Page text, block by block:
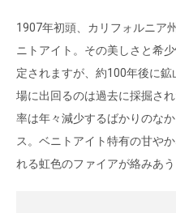
1907年初頭、カリフォルニア
ニトアイト。その美しさと希
定されますが、約100年後に
場に出回るのは過去に採掘さ
率は年々減少するばかりのな
ス。ベニトアイト特有の甘や
れる虹色のファイアが絡みあ